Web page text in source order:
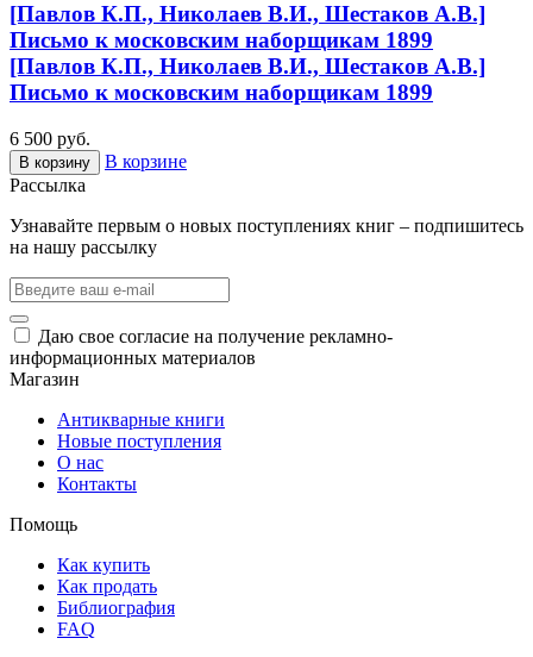
[Павлов К.П., Николаев В.И., Шестаков А.В.]
Письмо к московским наборщикам 1899
[Павлов К.П., Николаев В.И., Шестаков А.В.]
Письмо к московским наборщикам 1899
6 500 руб.
В корзину
В корзине
Рассылка
Узнавайте первым о новых поступлениях книг – подпишитесь
на нашу рассылку
Даю свое согласие на получение рекламно-
информационных материалов
Магазин
Антикварные книги
Новые поступления
О нас
Контакты
Помощь
Как купить
Как продать
Библиография
FAQ